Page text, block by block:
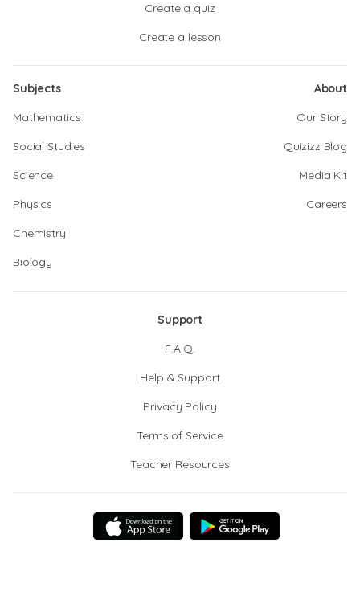
Create a quiz
Create a lesson
Subjects
Mathematics
Social Studies
Science
Physics
Chemistry
Biology
About
Our Story
Quizizz Blog
Media Kit
Careers
Support
F.A.Q.
Help & Support
Privacy Policy
Terms of Service
Teacher Resources